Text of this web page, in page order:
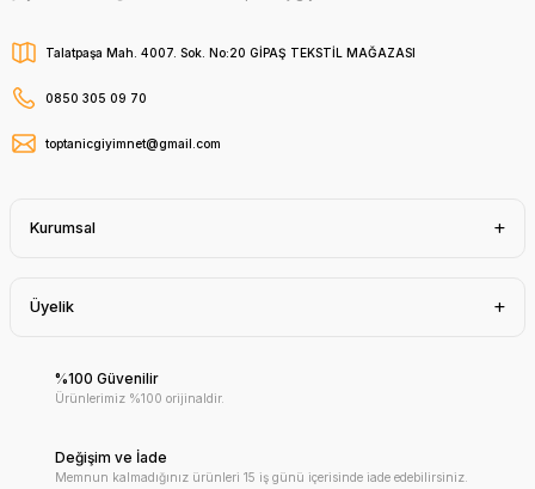
Talatpaşa Mah. 4007. Sok. No:20 GİPAŞ TEKSTİL MAĞAZASI
0850 305 09 70
toptanicgiyimnet@gmail.com
Kurumsal
Üyelik
%100 Güvenilir
Ürünlerimiz %100 orijinaldir.
Değişim ve İade
Memnun kalmadığınız ürünleri 15 iş günü içerisinde iade edebilirsiniz.